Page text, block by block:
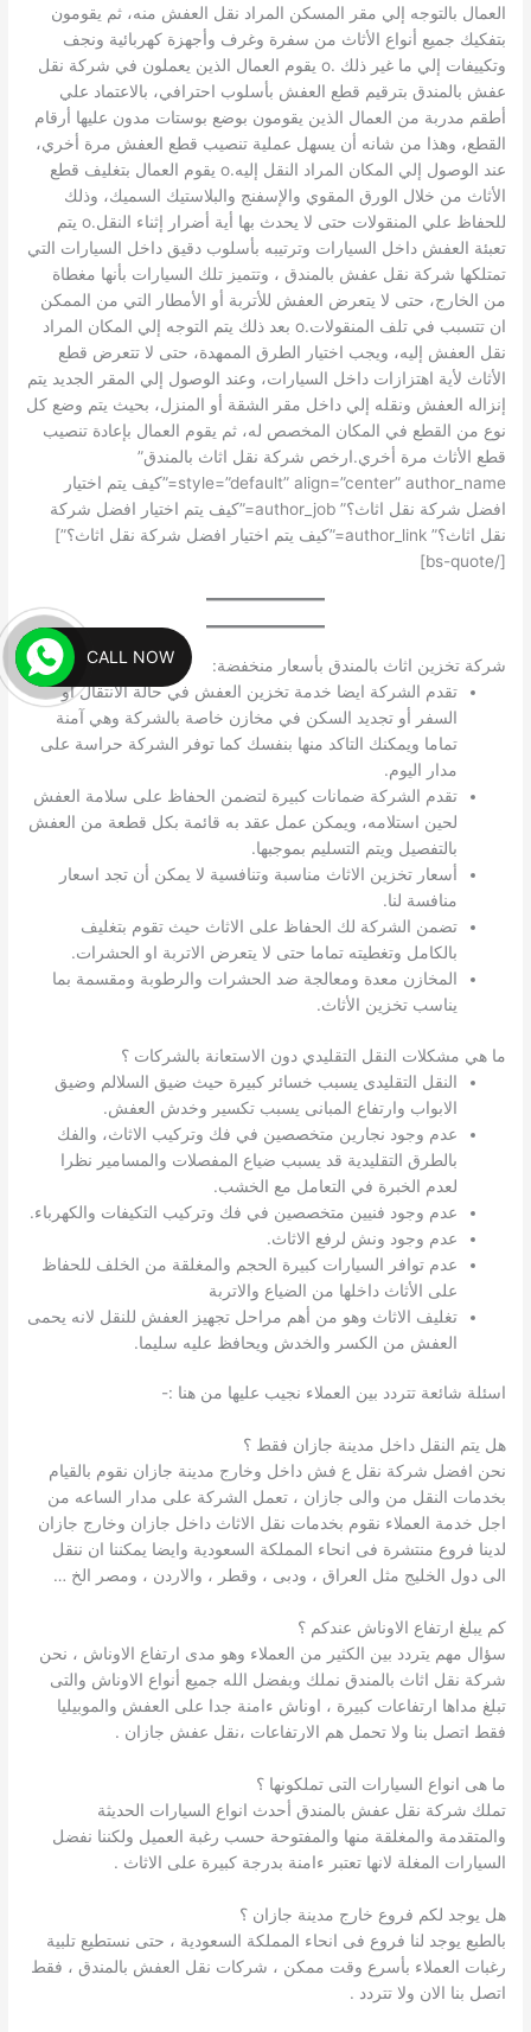
العمال بالتوجه إلي مقر المسكن المراد نقل العفش منه، ثم يقومون
بتفكيك جميع أنواع الأثاث من سفرة وغرف وأجهزة كهربائية ونجف
وتكييفات إلي ما غير ذلك .o يقوم العمال الذين يعملون في شركة نقل
عفش بالمندق بترقيم قطع العفش بأسلوب احترافي، بالاعتماد علي
أطقم مدربة من العمال الذين يقومون بوضع بوستات مدون عليها أرقام
القطع، وهذا من شانه أن يسهل عملية تنصيب قطع العفش مرة أخري،
عند الوصول إلي المكان المراد النقل إليه.o يقوم العمال بتغليف قطع
الأثاث من خلال الورق المقوي والإسفنج والبلاستيك السميك، وذلك
للحفاظ علي المنقولات حتى لا يحدث بها أية أضرار إثناء النقل.o يتم
تعبئة العفش داخل السيارات وترتيبه بأسلوب دقيق داخل السيارات التي
تمتلكها شركة نقل عفش بالمندق ، وتتميز تلك السيارات بأنها مغطاة
من الخارج، حتى لا يتعرض العفش للأتربة أو الأمطار التي من الممكن
ان تتسبب في تلف المنقولات.o بعد ذلك يتم التوجه إلي المكان المراد
نقل العفش إليه، ويجب اختيار الطرق الممهدة، حتى لا تتعرض قطع
الأثاث لأية اهتزازات داخل السيارات، وعند الوصول إلي المقر الجديد يتم
إنزاله العفش ونقله إلي داخل مقر الشقة أو المنزل، بحيث يتم وضع كل
نوع من القطع في المكان المخصص له، ثم يقوم العمال بإعادة تنصيب
قطع الأثاث مرة أخري.ارخص شركة نقل اثاث بالمندق”
style=”default” align=”center” author_name=”كيف يتم اختيار
افضل شركة نقل اثاث؟” author_job=”كيف يتم اختيار افضل شركة
نقل اثاث؟” author_link=”كيف يتم اختيار افضل شركة نقل اثاث؟”]
[/bs-quote]
شركة تخزين اثاث بالمندق بأسعار منخفضة:
تقدم الشركة ايضا خدمة تخزين العفش في حالة الانتقال أو
السفر أو تجديد السكن في مخازن خاصة بالشركة وهي آمنة
تماما ويمكنك التاكد منها بنفسك كما توفر الشركة حراسة على
مدار اليوم.
تقدم الشركة ضمانات كبيرة لتضمن الحفاظ على سلامة العفش
لحين استلامه، ويمكن عمل عقد به قائمة بكل قطعة من العفش
بالتفصيل ويتم التسليم بموجبها.
أسعار تخزين الاثاث مناسبة وتنافسية لا يمكن أن تجد اسعار
منافسة لنا.
تضمن الشركة لك الحفاظ على الاثاث حيث تقوم بتغليف
بالكامل وتغطيته تماما حتى لا يتعرض الاتربة او الحشرات.
المخازن معدة ومعالجة ضد الحشرات والرطوبة ومقسمة بما
يناسب تخزين الأثاث.
ما هي مشكلات النقل التقليدي دون الاستعانة بالشركات ؟
النقل التقليدى يسبب خسائر كبيرة حيث ضيق السلالم وضيق
الابواب وارتفاع المبانى يسبب تكسير وخدش العفش.
عدم وجود نجارين متخصصين في فك وتركيب الاثاث، والفك
بالطرق التقليدية قد يسبب ضياع المفصلات والمسامير نظرا
لعدم الخبرة في التعامل مع الخشب.
عدم وجود فنيين متخصصين في فك وتركيب التكيفات والكهرباء.
عدم وجود ونش لرفع الاثاث.
عدم توافر السيارات كبيرة الحجم والمغلقة من الخلف للحفاظ
على الأثاث داخلها من الضياع والاتربة
تغليف الاثاث وهو من أهم مراحل تجهيز العفش للنقل لانه يحمى
العفش من الكسر والخدش ويحافظ عليه سليما.
اسئلة شائعة تتردد بين العملاء نجيب عليها من هنا :-
هل يتم النقل داخل مدينة جازان فقط ؟
نحن افضل شركة نقل ع فش داخل وخارج مدينة جازان نقوم بالقيام
بخدمات النقل من والى جازان ، تعمل الشركة على مدار الساعه من
اجل خدمة العملاء نقوم بخدمات نقل الاثاث داخل جازان وخارج جازان
لدينا فروع منتشرة فى انحاء المملكة السعودية وايضا يمكننا ان ننقل
الى دول الخليج مثل العراق ، ودبى ، وقطر ، والاردن ، ومصر الخ …
كم يبلغ ارتفاع الاوناش عندكم ؟
سؤال مهم يتردد بين الكثير من العملاء وهو مدى ارتفاع الاوناش ، نحن
شركة نقل اثاث بالمندق نملك وبفضل الله جميع أنواع الاوناش والتى
تبلغ مداها ارتفاعات كبيرة ، اوناش ءامنة جدا على العفش والموبيليا
فقط اتصل بنا ولا تحمل هم الارتفاعات ،نقل عفش جازان .
ما هى انواع السيارات التى تملكونها ؟
تملك شركة نقل عفش بالمندق أحدث انواع السيارات الحديثة
والمتقدمة والمغلقة منها والمفتوحة حسب رغبة العميل ولكننا نفضل
السيارات المغلة لانها تعتبر ءامنة بدرجة كبيرة على الاثاث .
هل يوجد لكم فروع خارج مدينة جازان ؟
بالطبع يوجد لنا فروع فى انحاء المملكة السعودية ، حتى نستطيع تلبية
رغبات العملاء بأسرع وقت ممكن ، شركات نقل العفش بالمندق ، فقط
اتصل بنا الان ولا تتردد .
CALL NOW